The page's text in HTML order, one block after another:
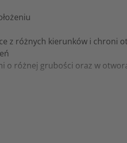
z różnych kierunków i chroni
o różnej grubości oraz w